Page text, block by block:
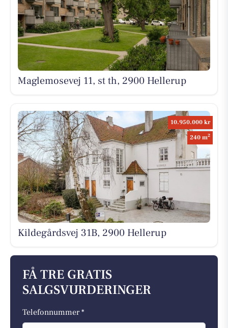
Maglemosevej 11, st th, 2900 Hellerup
10.950.000 kr
240 m2
Kildegårdsvej 31B, 2900 Hellerup
FÅ TRE GRATIS
SALGSVURDERINGER
Telefonnummer *